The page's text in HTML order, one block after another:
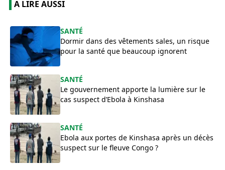
A LIRE AUSSI
SANTÉ
Dormir dans des vêtements sales, un risque
pour la santé que beaucoup ignorent
SANTÉ
Le gouvernement apporte la lumière sur le
cas suspect d’Ebola à Kinshasa
SANTÉ
Ebola aux portes de Kinshasa après un décès
suspect sur le fleuve Congo ?